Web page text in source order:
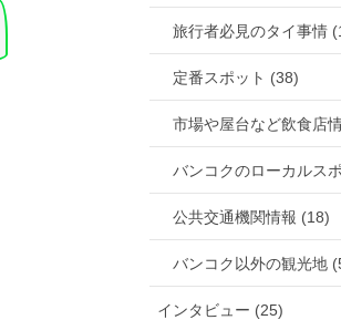
旅行者必見のタイ事情
定番スポット (38)
市場や屋台など飲食店
バンコクのローカルス
公共交通機関情報 (18)
バンコク以外の観光地
インタビュー (25)